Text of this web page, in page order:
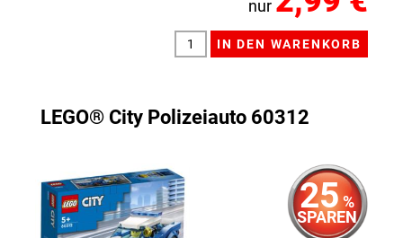
nur
LEGO® City Polizeiauto 60312
25 %
SPAREN